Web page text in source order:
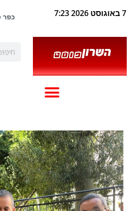
7 באוגוסט 2026 7:23